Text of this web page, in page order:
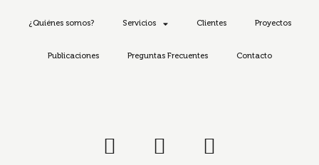
¿Quiénes somos? Servicios Clientes Proyectos
Publicaciones Preguntas Frecuentes Contacto